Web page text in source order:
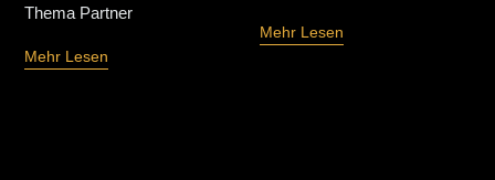
Thema Partner
Mehr Lesen
Mehr Lesen